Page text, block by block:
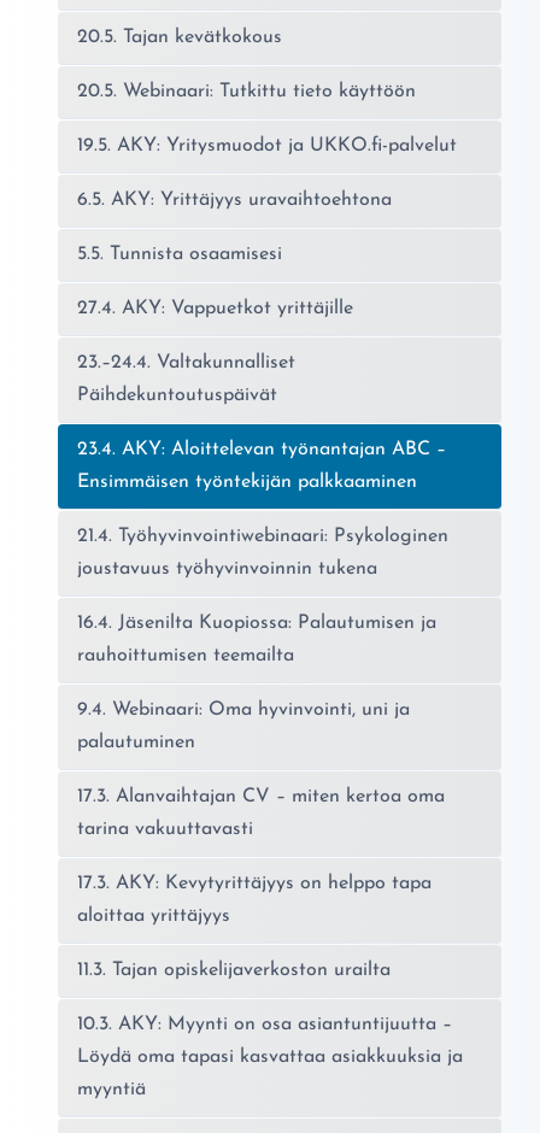
20.5. Tajan kevätkokous
20.5. Webinaari: Tutkittu tieto käyttöön
19.5. AKY: Yritysmuodot ja UKKO.fi-palvelut
6.5. AKY: Yrittäjyys uravaihtoehtona
5.5. Tunnista osaamisesi
27.4. AKY: Vappuetkot yrittäjille
23.–24.4. Valtakunnalliset
Päihdekuntoutuspäivät
Nykyinen sivu:
23.4. AKY: Aloittelevan työnantajan ABC –
Ensimmäisen työntekijän palkkaaminen
21.4. Työhyvinvointiwebinaari: Psykologinen
joustavuus työhyvinvoinnin tukena
16.4. Jäsenilta Kuopiossa: Palautumisen ja
rauhoittumisen teemailta
9.4. Webinaari: Oma hyvinvointi, uni ja
palautuminen
17.3. Alanvaihtajan CV – miten kertoa oma
tarina vakuuttavasti
17.3. AKY: Kevytyrittäjyys on helppo tapa
aloittaa yrittäjyys
11.3. Tajan opiskelijaverkoston urailta
10.3. AKY: Myynti on osa asiantuntijuutta –
Löydä oma tapasi kasvattaa asiakkuuksia ja
myyntiä